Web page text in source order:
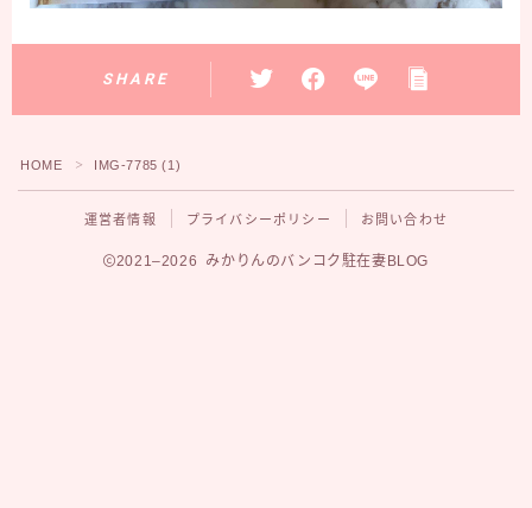
SHARE
HOME ＞ IMG-7785 (1)
運営者情報 プライバシーポリシー お問い合わせ
2021–2026 みかりんのバンコク駐在妻BLOG